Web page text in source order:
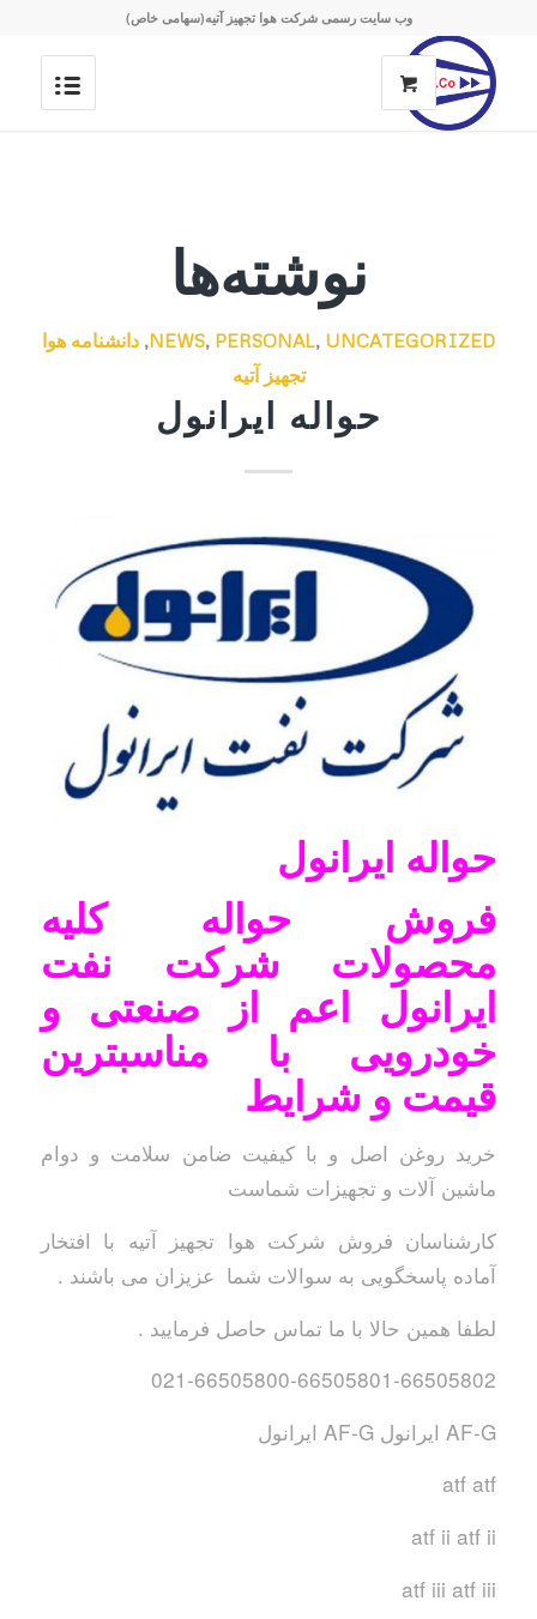
وب سایت رسمی شرکت هوا تجهیز آتیه(سهامی خاص)
نوشته‌ها
NEWS, PERSONAL, UNCATEGORIZED
, دانشنامه هوا
تجهیز آتیه
حواله ایرانول
حواله ایرانول
فروش حواله کلیه
محصولات شرکت نفت
ایرانول اعم از صنعتی و
خودرویی با مناسبترین
قیمت و شرایط
خرید روغن اصل و با کیفیت ضامن سلامت و دوام
ماشین آلات و تجهیزات شماست
کارشناسان فروش شرکت هوا تجهیز آتیه با افتخار
آماده پاسخگویی به سوالات شما عزیزان می باشند .
لطفا همین حالا با ما تماس حاصل فرمایید .
021-66505800-66505801-66505802
AF-G ایرانول AF-G ایرانول
atf atf
atf ii atf ii
atf iii atf iii